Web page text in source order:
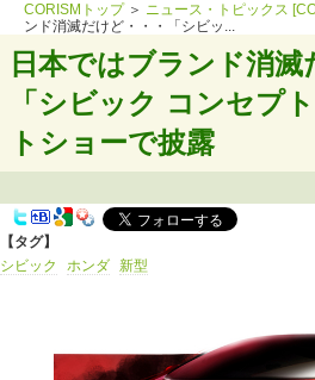
CORISMトップ＞ ニュース・トピックス
ンド消滅だけど・・・「シビッ...
日本ではブランド消滅
「シビック コンセプ
トショーで披露
【タグ】
シビック
ホンダ 新型